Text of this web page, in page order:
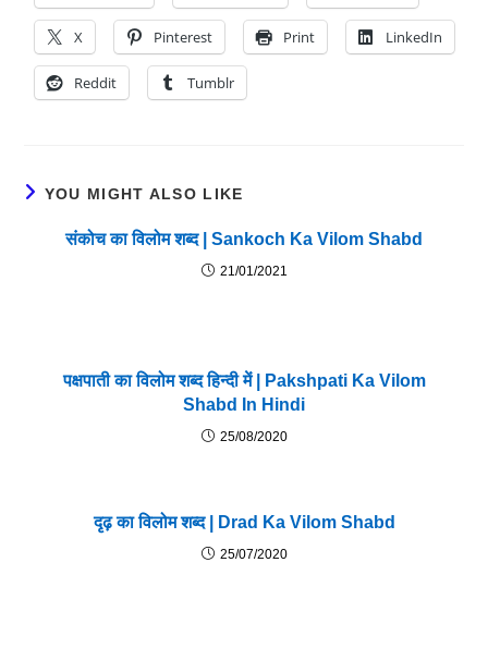
X Pinterest Print LinkedIn
Reddit Tumblr
YOU MIGHT ALSO LIKE
संकोच का विलोम शब्द | Sankoch Ka Vilom Shabd
21/01/2021
पक्षपाती का विलोम शब्द हिन्दी में | Pakshpati Ka Vilom
Shabd In Hindi
25/08/2020
दृढ़ का विलोम शब्द | Drad Ka Vilom Shabd
25/07/2020